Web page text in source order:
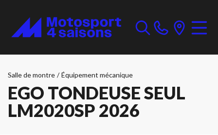
Salle de montre / Équipement mécanique
EGO TONDEUSE SEUL
LM2020SP 2026